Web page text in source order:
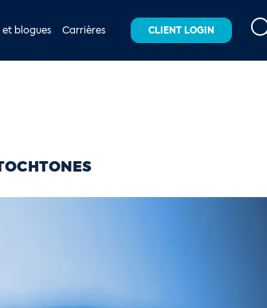
et blogues Carrières CLIENT LOGIN